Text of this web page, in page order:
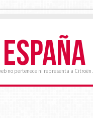
no pertenece ni representa a Citroën.